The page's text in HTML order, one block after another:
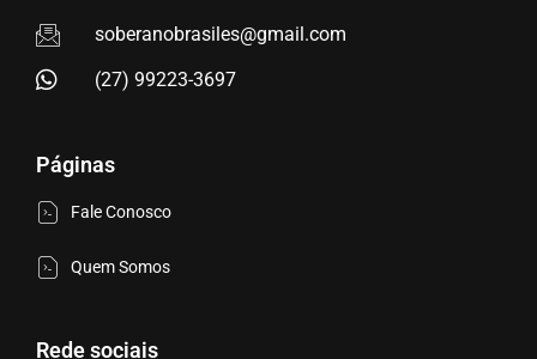
soberanobrasiles@gmail.com
(27) 99223-3697
Páginas
Fale Conosco
Quem Somos
Rede sociais